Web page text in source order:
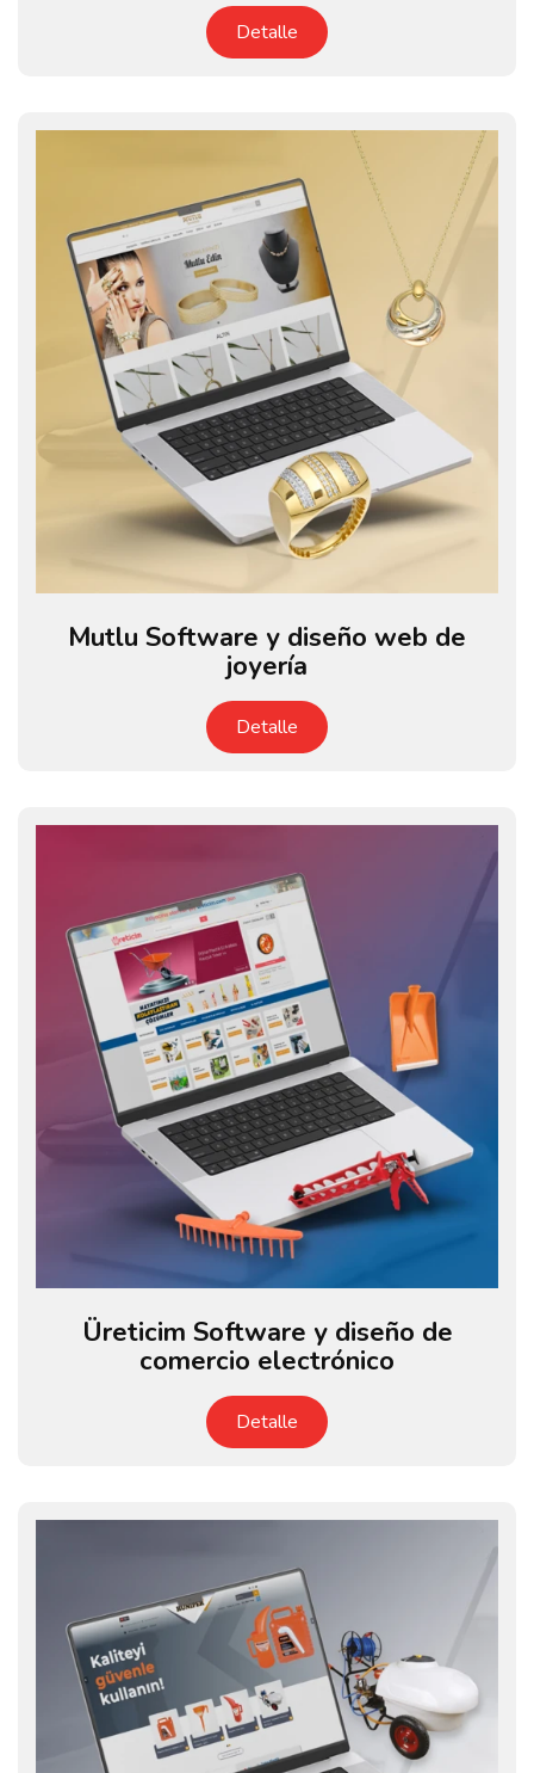
Detalle
Mutlu Software y diseño web de
joyería
Detalle
Üreticim Software y diseño de
comercio electrónico
Detalle